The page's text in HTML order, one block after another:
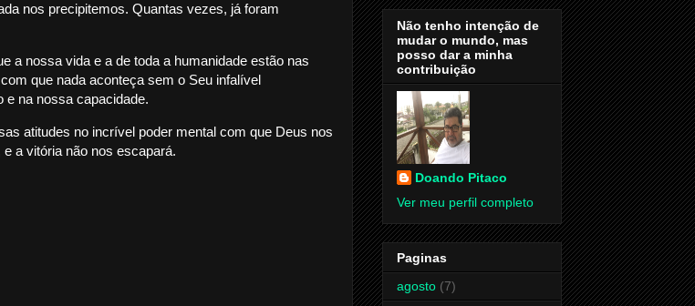
nos precipitemos. Quantas vezes, já foram
a nossa vida e a de toda a humanidade estão nas
que nada aconteça sem o Seu infalível
e na nossa capacidade.
atitudes no incrível poder mental com que Deus nos
a vitória não nos escapará.
Não tenho intenção de
mudar o mundo, mas
posso dar a minha
contribuição
Doando Pitaco
Ver meu perfil completo
Paginas
agosto (7)